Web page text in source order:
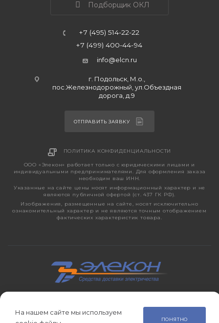
Подборщик ОКЛ
+7 (495) 514-22-22
+7 (499) 400-44-94
info@elcn.ru
г. Подольск, М.о.,
пос.Железнодорожный, ул.Объездная
дорога, д.9
ОТПРАВИТЬ ЗАЯВКУ
ПОЛИТИКА КОНФИДЕНЦИАЛЬНОСТИ
ООО «Элекон» работает только с юридическими лицами и
индивидуальными предпринимателями. Для оформления заказа
необходим ваш ИНН.
Указанные на сайте цены носят информационный характер и не
являются публичной офертой (ст. 437 ГК РФ).
Изображения, размещенные на сайте, носят исключительно
ознакомительный характер и не являются точным отображением
фактических характеристик товара.
электротехническая продукция, светотехника с 1998 года.
На нашем сайте мы используем
ПОНЯТНО